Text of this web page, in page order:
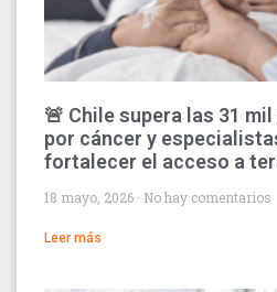
🚨 Chile supera las 31
por cáncer y
fortalecer el acceso a
18 mayo, 2026 No hay comentarios
Leer más